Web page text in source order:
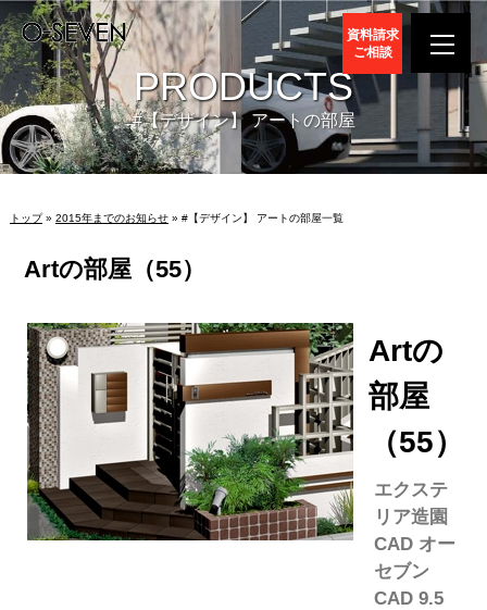
資料請求
ご相談
PRODUCTS
#【デザイン】 アートの部屋
トップ» 2015年までのお知らせ» #【デザイン】 アートの部屋一覧
Artの部屋（55）
Artの
部屋
（55）
エクステ
リア造園
CAD オー
セブン
CAD 9.5